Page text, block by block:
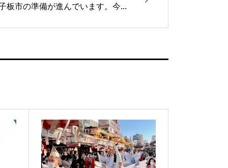
板市の準備が進んでいます。今...